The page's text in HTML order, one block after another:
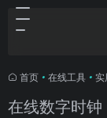
首页 • 在线工具 • 实
在线数字时钟